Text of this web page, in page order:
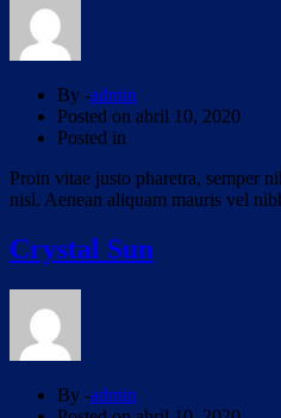
By -admin
Posted on abril 10, 2020
Posted in
Proin vitae justo pharetra, semper
nisl. Aenean aliquam mauris vel
Crystal Sun
By -admin